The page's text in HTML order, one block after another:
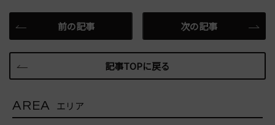
前の記事
記事TOPに戻る
次の記事
AREA エリア